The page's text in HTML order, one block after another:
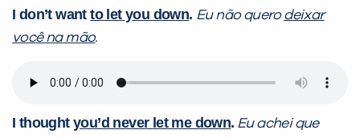
I don’t wantto let you down. Eu não querodeixar
você na mão.
I thoughtyou’d never let me down. Eu achei que